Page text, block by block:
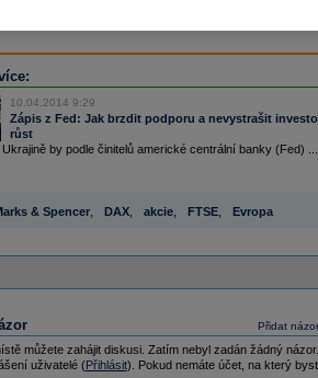
10.04.2014 9:29
Zápis z Fed: Jak brzdit podporu a nevystrašit
růst
by podle činitelů americké centrální banky (Fed) ...
& Spencer, DAX, akcie, FTSE, Evropa
Přidat názor
můžete zahájit diskusi. Zatím nebyl zadán žádný
uživatelé (Přihlásit). Pokud nemáte účet, na který